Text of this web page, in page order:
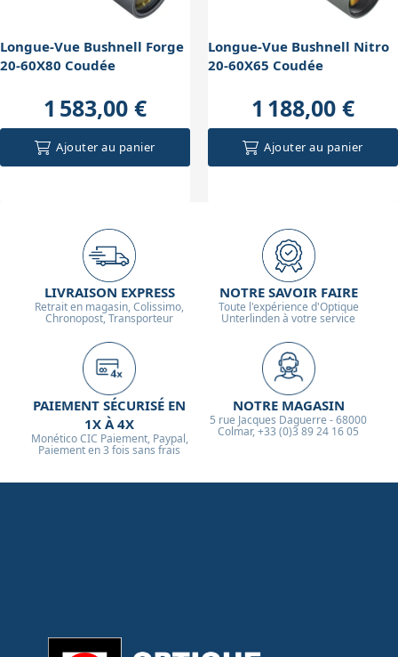
Longue-Vue Bushnell Forge
20-60X80 Coudée
1 583,00 €
Ajouter au panier
Longue-Vue Bushnell Nitro
20-60X65 Coudée
1 188,00 €
Ajouter au panier
LIVRAISON EXPRESS
Retrait en magasin, Colissimo,
Chronopost, Transporteur
NOTRE SAVOIR FAIRE
Toute l'expérience d'Optique
Unterlinden à votre service
PAIEMENT SÉCURISÉ EN
1X À 4X
Monético CIC Paiement, Paypal,
Paiement en 3 fois sans frais
NOTRE MAGASIN
5 rue Jacques Daguerre - 68000
Colmar, +33 (0)3 89 24 16 05